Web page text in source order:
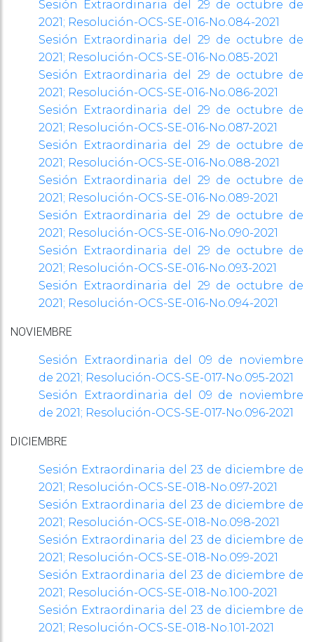
Sesión Extraordinaria del 29 de octubre de
2021; Resolución-OCS-SE-016-No.084-2021
Sesión Extraordinaria del 29 de octubre de
2021; Resolución-OCS-SE-016-No.085-2021
Sesión Extraordinaria del 29 de octubre de
2021; Resolución-OCS-SE-016-No.086-2021
Sesión Extraordinaria del 29 de octubre de
2021; Resolución-OCS-SE-016-No.087-2021
Sesión Extraordinaria del 29 de octubre de
2021; Resolución-OCS-SE-016-No.088-2021
Sesión Extraordinaria del 29 de octubre de
2021; Resolución-OCS-SE-016-No.089-2021
Sesión Extraordinaria del 29 de octubre de
2021; Resolución-OCS-SE-016-No.090-2021
Sesión Extraordinaria del 29 de octubre de
2021; Resolución-OCS-SE-016-No.093-2021
Sesión Extraordinaria del 29 de octubre de
2021; Resolución-OCS-SE-016-No.094-2021
NOVIEMBRE
Sesión Extraordinaria del 09 de noviembre
de 2021; Resolución-OCS-SE-017-No.095-2021
Sesión Extraordinaria del 09 de noviembre
de 2021; Resolución-OCS-SE-017-No.096-2021
DICIEMBRE
Sesión Extraordinaria del 23 de diciembre de
2021; Resolución-OCS-SE-018-No.097-2021
Sesión Extraordinaria del 23 de diciembre de
2021; Resolución-OCS-SE-018-No.098-2021
Sesión Extraordinaria del 23 de diciembre de
2021; Resolución-OCS-SE-018-No.099-2021
Sesión Extraordinaria del 23 de diciembre de
2021; Resolución-OCS-SE-018-No.100-2021
Sesión Extraordinaria del 23 de diciembre de
2021; Resolución-OCS-SE-018-No.101-2021